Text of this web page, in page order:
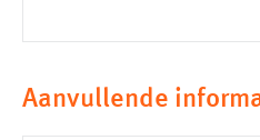
Aanvullende